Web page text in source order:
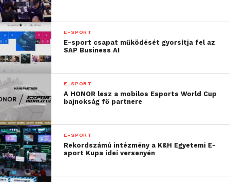
elősegíthetjük az e-sport
izgalmas világának
bővülését.”
Az LG 2021-es UltraGear gaming monitorkínálatát
azLG virtuális kiállítótermében
kiállítás ideje alatt tekinthetik meg az érdeklődők.
E-SPORT
E-sport csapat működését gyorsítja fel az
SAP Business AI
E-SPORT
A HONOR lesz a mobilos Esports World Cup
bajnokság fő partnere
E-SPORT
Rekordszámú intézmény a K&H Egyetemi E-
sport Kupa idei versenyén